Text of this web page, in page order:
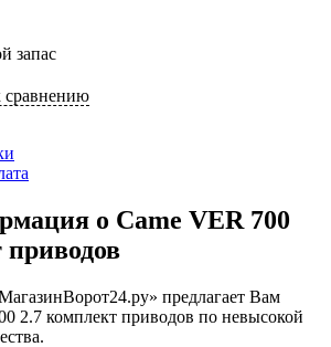
запас
сравнению
о Came VER 700
приводов
предлагает Вам
2.7 комплект приводов по невысокой